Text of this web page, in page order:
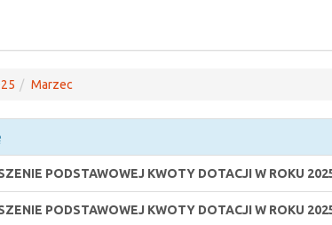
Marzec
PODSTAWOWEJ KWOTY DOTACJI W ROKU
PODSTAWOWEJ KWOTY DOTACJI W ROKU